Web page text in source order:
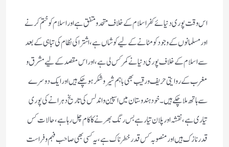
اس وقت پوری دنیائے کفر اسلام کے خلاف متحد و متفق ہے اور اسلام کو ختم کرنے
اور مسلمانوں کے وجود کو مٹانے کے لیے کوشاں ہے ، اشتراکی نظام کی تباہی کے بعد
سے اسلام کے خلاف پوری دنیا نے کمر کس لی ہے ،اور اس مقصد کے لیے مشرق و
مغرب کے روایتی حریف و رقیب بھی باہم شیر و شکر ہوچکے ہیں اور ایک دوسرے
سے ہاتھ ملا چکے ہیں ۔خود ہندوستان میں اسپین و اندلس کی تاریخ دہرانے کی پوری
تیاری ہے ،نقشہ اور پلان تیار ہے بس رنگ بھرنے کا کام چل رہا ہے ،حالات کس
قدر نازک ہیں اور منصوبہ کس قدر خطرناک ہے، یہ کسی بھی صاحب فہم و فراست